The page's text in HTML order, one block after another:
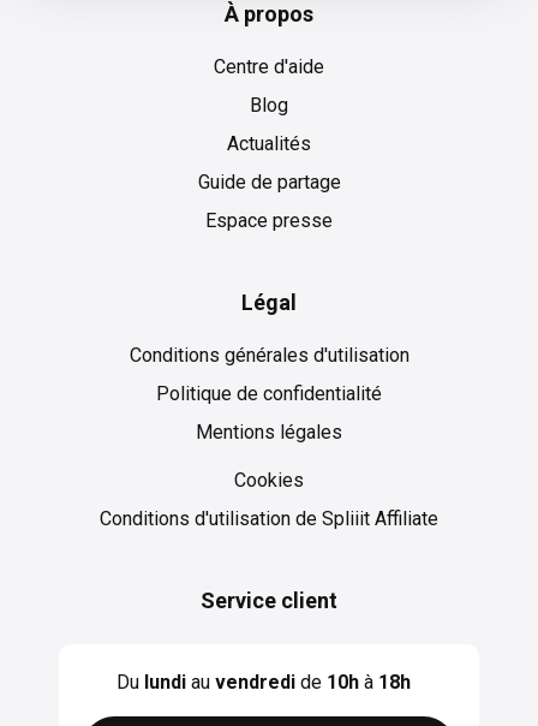
À propos
Centre d'aide
Blog
Actualités
Guide de partage
Espace presse
Légal
Conditions générales d'utilisation
Politique de confidentialité
Mentions légales
Cookies
Cookies
Conditions d'utilisation de Spliiit Affiliate
Service client
Du lundiau vendredide 10hà 18h